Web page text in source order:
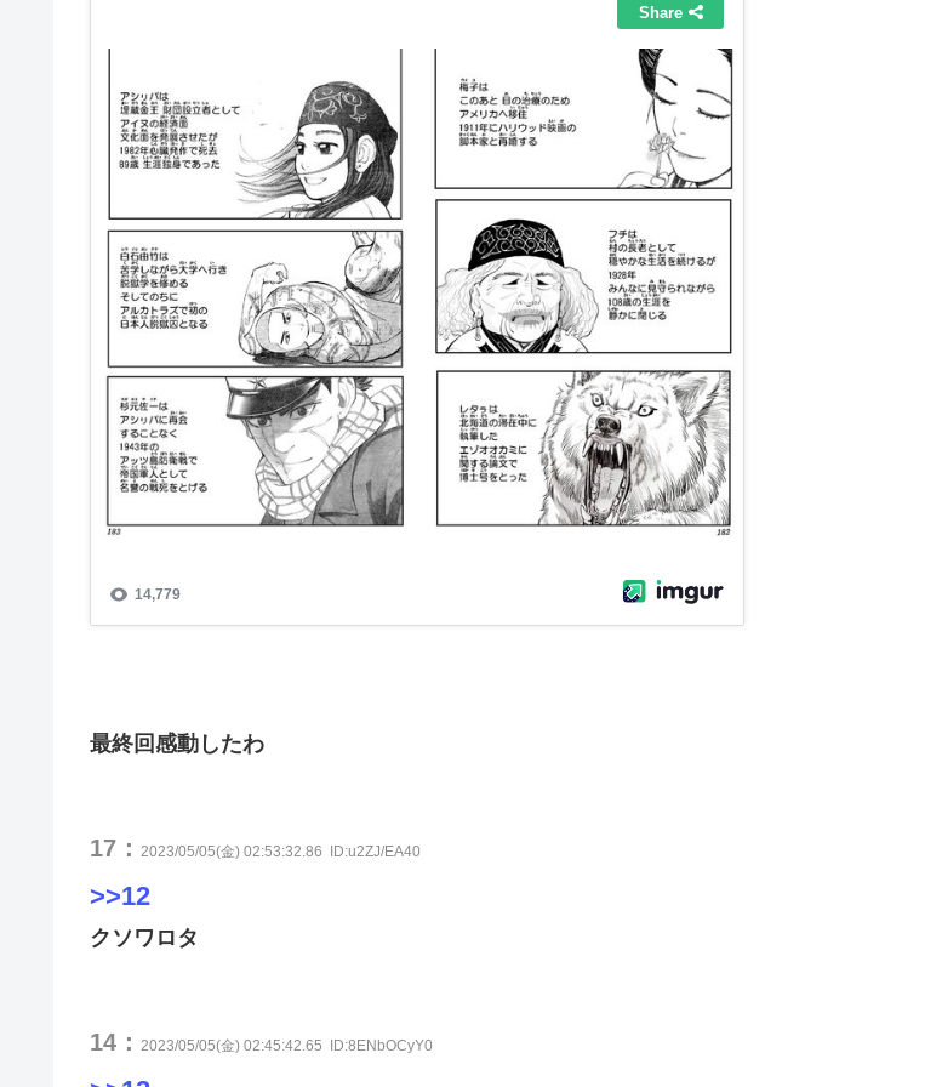
最終回感動したわ
17： 2023/05/05(金) 02:53:32.86 ID:u2ZJ/EA40
>>12
クソワロタ
14： 2023/05/05(金) 02:45:42.65 ID:8ENbOCyY0